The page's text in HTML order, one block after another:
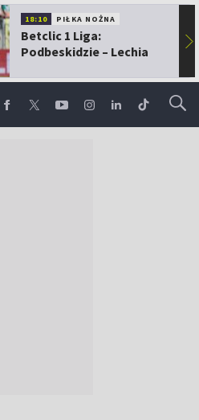
18:10 PIŁKA NOŻNA
Betclic 1 Liga:
Podbeskidzie – Lechia
▶